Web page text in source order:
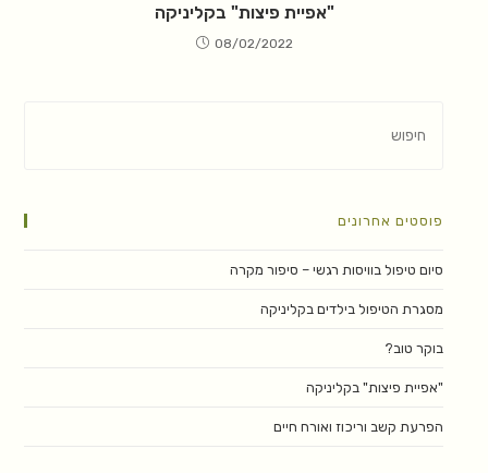
"אפיית פיצות" בקליניקה
08/02/2022
פוסטים אחרונים
סיום טיפול בוויסות רגשי – סיפור מקרה
מסגרת הטיפול בילדים בקליניקה
בוקר טוב?
"אפיית פיצות" בקליניקה
הפרעת קשב וריכוז ואורח חיים